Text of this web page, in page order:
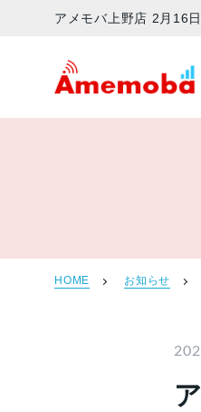
アメモバ上野店 2月16
アメモバマーケット
HOME お知らせ